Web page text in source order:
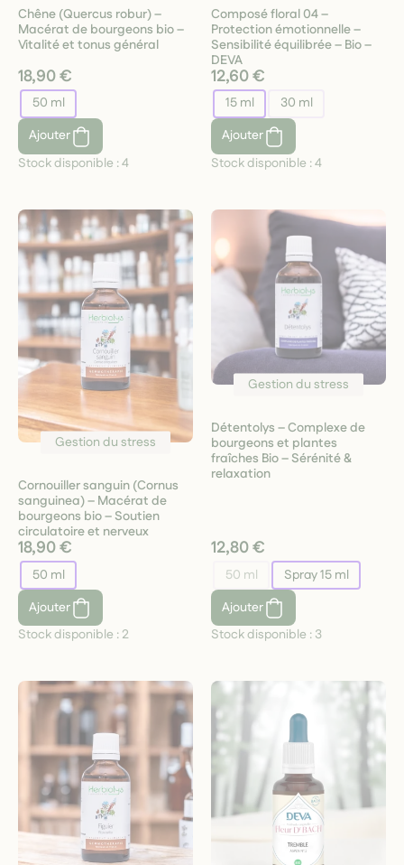
Chêne (Quercus robur) –
Macérat de bourgeons bio –
Vitalité et tonus général
18,90 €
50 ml
Ajouter
Stock disponible :4
Composé floral 04 –
Protection émotionnelle –
Sensibilité équilibrée – Bio –
DEVA
12,60 €
15 ml
30 ml
Ajouter
Stock disponible :4
Gestion du stress
Cornouiller sanguin (Cornus
sanguinea) – Macérat de
bourgeons bio – Soutien
circulatoire et nerveux
18,90 €
50 ml
Ajouter
Stock disponible : 2
Gestion du stress
Détentolys – Complexe de
bourgeons et plantes
fraîches Bio – Sérénité &
relaxation
12,80 €
50 ml
Spray 15 ml
Ajouter
Stock disponible : 3